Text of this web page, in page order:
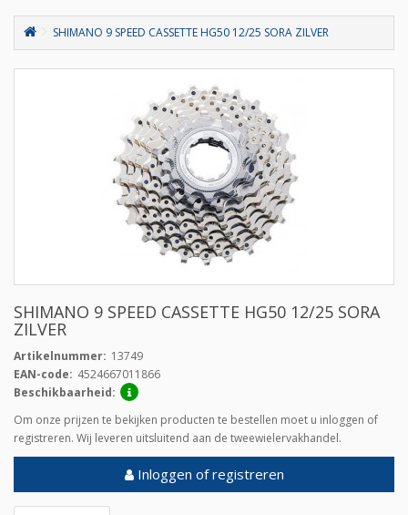
SHIMANO 9 SPEED CASSETTE HG50 12/25 SORA ZILVER
SHIMANO 9 SPEED CASSETTE HG50 12/25 SORA
ZILVER
Artikelnummer: 13749
EAN-code: 4524667011866
Beschikbaarheid:
Om onze prijzen te bekijken producten te bestellen moet u inloggen of
registreren. Wij leveren uitsluitend aan de tweewielervakhandel.
Inloggen of registreren